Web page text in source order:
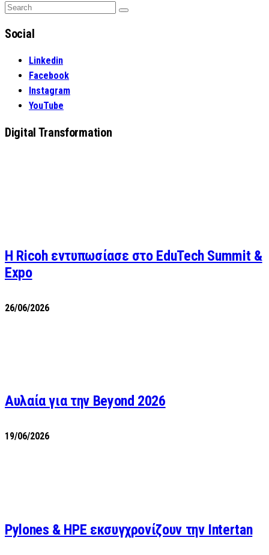
Search
Search
Social
Linkedin
Facebook
Instagram
YouTube
Digital Transformation
Η Ricoh εντυπωσίασε στο EduTech Summit &
Expo
26/06/2026
Αυλαία για την Beyond 2026
19/06/2026
Pylones & HPE εκσυγχρονίζουν την Intertan